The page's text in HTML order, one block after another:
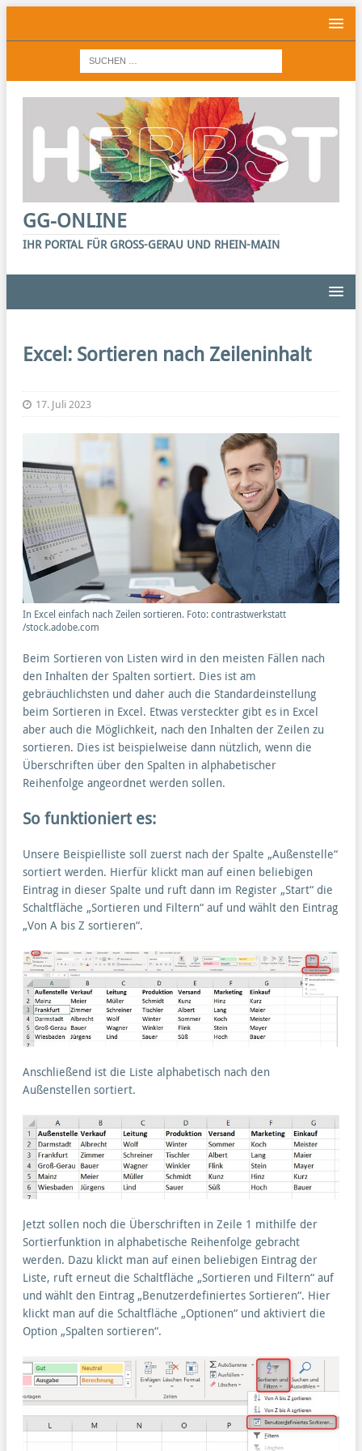
GG-ONLINE
IHR PORTAL FÜR GROSS-GERAU UND RHEIN-MAIN
Excel: Sortieren nach Zeileninhalt
17. Juli 2023
In Excel einfach nach Zeilen sortieren. Foto: contrastwerkstatt
/stock.adobe.com
Beim Sortieren von Listen wird in den meisten Fällen nach
den Inhalten der Spalten sortiert. Dies ist am
gebräuchlichsten und daher auch die Standardeinstellung
beim Sortieren in Excel. Etwas versteckter gibt es in Excel
aber auch die Möglichkeit, nach den Inhalten der Zeilen zu
sortieren. Dies ist beispielweise dann nützlich, wenn die
Überschriften über den Spalten in alphabetischer
Reihenfolge angeordnet werden sollen.
So funktioniert es:
Unsere Beispielliste soll zuerst nach der Spalte „Außenstelle“
sortiert werden. Hierfür klickt man auf einen beliebigen
Eintrag in dieser Spalte und ruft dann im Register „Start“ die
Schaltfläche „Sortieren und Filtern“ auf und wählt den Eintrag
„Von A bis Z sortieren“.
Anschließend ist die Liste alphabetisch nach den
Außenstellen sortiert.
Jetzt sollen noch die Überschriften in Zeile 1 mithilfe der
Sortierfunktion in alphabetische Reihenfolge gebracht
werden. Dazu klickt man auf einen beliebigen Eintrag der
Liste, ruft erneut die Schaltfläche „Sortieren und Filtern“ auf
und wählt den Eintrag „Benutzerdefiniertes Sortieren“. Hier
klickt man auf die Schaltfläche „Optionen“ und aktiviert die
Option „Spalten sortieren“.